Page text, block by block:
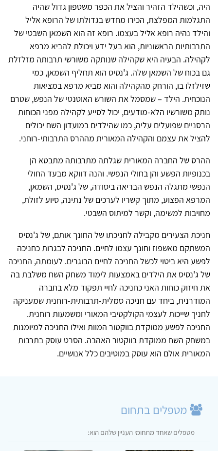
היה, וכשהילד הזהיר והציל את הכפר משטפון גדול שהיה
התגלמות המפלצת, הכירו מחדש בגדולתו של הרופא אליל
והילד נהיה רופא אליל בעצמו. רופא זה הוא השמאן השבטי של
התרבותיות הראשוניות, הוא בעל ידע ויכולת להביא מרפא
לקהילה. הבעיה היא שקהילה שנותקה משורשי תרבותה מזלזלת
גם בכוח של השמאן שלה. ג'נסיס הוא תחליף השמאן, כמי
שזילזלו בו, הורחק מהקהילה והוא מביא מרפא במציאות
הנוכחית. הילד – שמסמל את השורש האוטנטי של הנפש, שטרם
נותק משורשיו הלא-מודעים, יכול לסייע לקהילה מפני הכוחות
הרסניים שפועלים עליה, כמו שהילדים במועדון השח יכולים
להציל את עצמם והקהילה המאורית מההרס התרבותי-רוחני.
ההרס של החברה המאורית שגלתה מתרבותה מתבטא הן
בכנופיות הפשע והן בחולי הנפשי. והנה דווקא מבעד החולי
הנפשי מתגלה הנפש הבריאה ביסודה, של ג'נסיס, השמאן,
המרפא הפצוע, מתוך קשריו לערכים של נתינה, סיוע לזולת,
מחויבות למשימה, וקשר למיתוס השבטי.
חניכת הצעירים מקבילה לחניכתו של החונך אותם, של ג'נסיס
המשתקם מאשפוז וחונך עצמו לחיים. החניכה לבגרות כחניכה
לפשע היא ביטוי לכשל החניכה לחיים הבוגרים. לעומתה, החניכה
של ג'נסיס את הילדים באמצעות לימוד משחק השח משלבת בה
את חיזוק כוחות האני כחניכה לחיי תפקוד מלא בחברה
המודרנית, ביחד עם חניכה סמלית-תרבותית-רוחנית שמעניקה
לחניך שייכות לעצמי הקולקטיבי המאורי ומשמעות רוחנית.
החניכה לפשע ממוקדת בווקטור המוות ואילו החניכה למיומנות
במשחק השח ממוקדת בווקטור האהבה. הסרט עוסק בתרבות
המאורית אולם הוא עוסק במוטיבים כלל אנושיים.
מטפלים בתחום
מטפלים שאחד מתחומי העניין שלהם הוא: